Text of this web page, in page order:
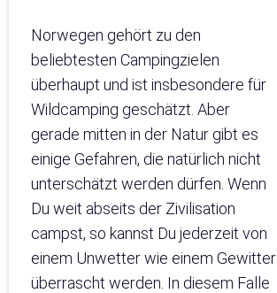
Norwegen gehört zu den
beliebtesten Campingzielen
überhaupt und ist insbesondere für
Wildcamping geschätzt. Aber
gerade mitten in der Natur gibt es
einige Gefahren, die natürlich nicht
unterschätzt werden dürfen. Wenn
Du weit abseits der Zivilisation
campst, so kannst Du jederzeit von
einem Unwetter wie einem Gewitter
überrascht werden. In diesem Falle